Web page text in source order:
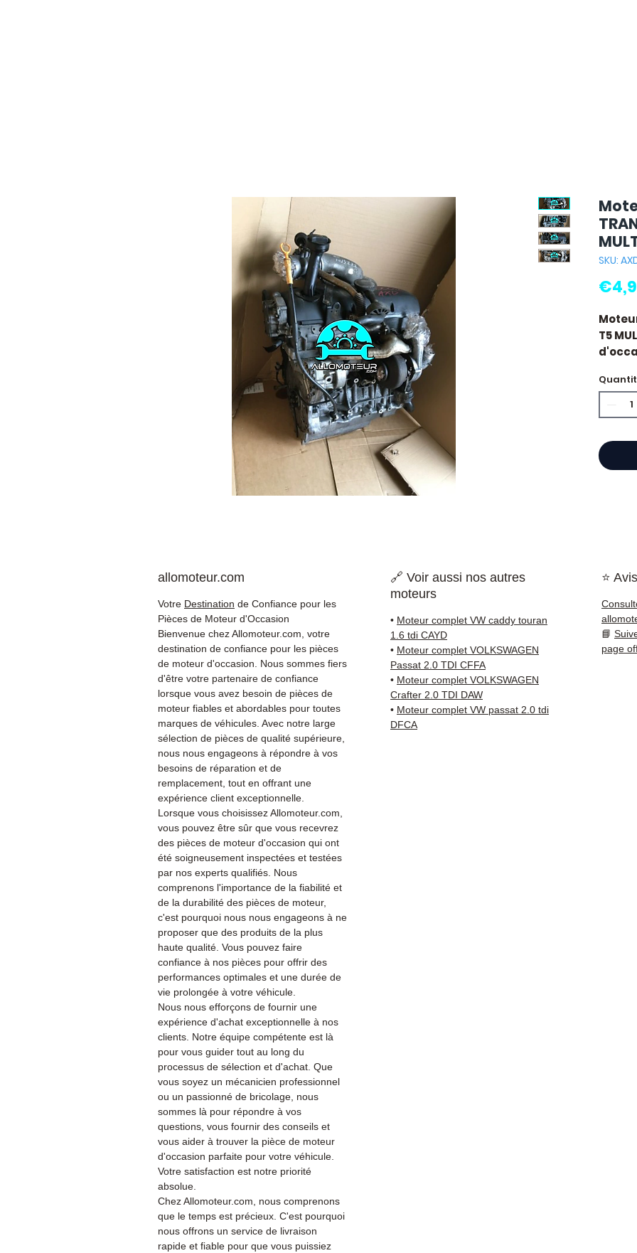
SKU:
T5
de
de
d'un
allomoteur.com
Votre Destination de Confiance pour les
Pièces de Moteur d'Occasion
Bienvenue chez Allomoteur.com, votre
destination de confiance pour les pièces
de moteur d'occasion. Nous sommes fiers
d'être votre partenaire de confiance
lorsque vous avez besoin de pièces de
moteur fiables et abordables pour toutes
marques de véhicules. Avec notre large
sélection de pièces de qualité supérieure,
nous nous engageons à répondre à vos
besoins de réparation et de
remplacement, tout en offrant une
expérience client exceptionnelle.
Lorsque vous choisissez Allomoteur.com,
vous pouvez être sûr que vous recevrez
des pièces de moteur d'occasion qui ont
été soigneusement inspectées et testées
par nos experts qualifiés. Nous
comprenons l'importance de la fiabilité et
de la durabilité des pièces de moteur,
c'est pourquoi nous nous engageons à ne
proposer que des produits de la plus
haute qualité. Vous pouvez faire
confiance à nos pièces pour offrir des
performances optimales et une durée de
vie prolongée à votre véhicule.
Nous nous efforçons de fournir une
expérience d'achat exceptionnelle à nos
clients. Notre équipe compétente est là
pour vous guider tout au long du
processus de sélection et d'achat. Que
vous soyez un mécanicien professionnel
ou un passionné de bricolage, nous
sommes là pour répondre à vos
questions, vous fournir des conseils et
vous aider à trouver la pièce de moteur
d'occasion parfaite pour votre véhicule.
Votre satisfaction est notre priorité
absolue.
Chez Allomoteur.com, nous comprenons
que le temps est précieux. C'est pourquoi
nous offrons un service de livraison
rapide et fiable pour que vous puissiez
🔗 Voir aussi nos autres
moteurs
• Moteur complet VW caddy touran
1.6 tdi CAYD
• Moteur complet VOLKSWAGEN
Passat 2.0 TDI CFFA
• Moteur complet VOLKSWAGEN
Crafter 2.0 TDI DAW
• Moteur complet VW passat 2.0 tdi
DFCA
⭐
📘
page